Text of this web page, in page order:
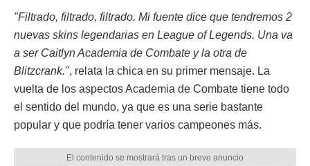
"Filtrado, filtrado, filtrado. Mi fuente dice que tendremos 2
nuevas skins legendarias en League of Legends. Una va
a ser Caitlyn Academia de Combate y la otra de
Blitzcrank.", relata la chica en su primer mensaje. La
vuelta de los aspectos Academia de Combate tiene todo
el sentido del mundo, ya que es una serie bastante
popular y que podría tener varios campeones más.